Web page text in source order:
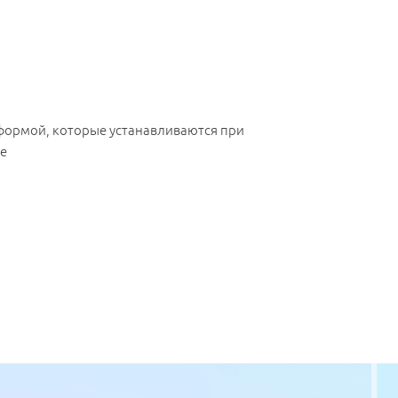
которые устанавливаются при